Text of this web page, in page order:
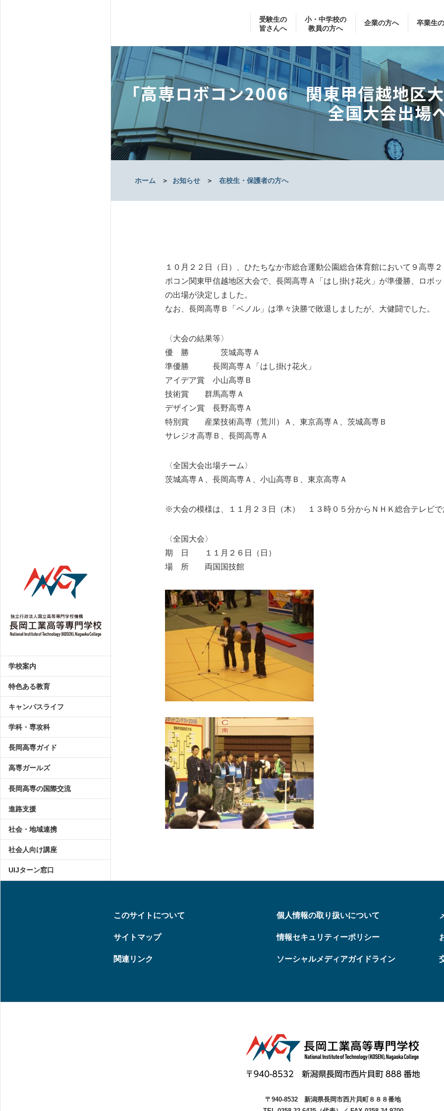
受験生の
皆さんへ
小・中学校の
教員の方へ
企業の方へ 卒業生
学校案内
特色ある教育
キャンパスライフ
学科・専攻科
長岡高専ガイド
高専ガールズ
長岡高専の国際交流
進路支援
社会・地域連携
社会人向け講座
UIJターン窓口
「高専ロボコン2006 関東甲信越地区
全国大会出場
ホーム ＞ お知らせ ＞ 在校生・保護者の方へ
１０月２２日（日）、ひたちなか市総合運動公園総合体育館において９高専
ボコン関東甲信越地区大会で、長岡高専Ａ「はし掛け花火」が準優勝、ロボ
の出場が決定しました。
なお、長岡高専Ｂ「ベノル」は準々決勝で敗退しましたが、大健闘でした。
〈大会の結果等〉
優 勝 茨城高専Ａ
準優勝 長岡高専Ａ「はし掛け花火」
アイデア賞 小山高専Ｂ
技術賞 群馬高専Ａ
デザイン賞 長野高専Ａ
特別賞 産業技術高専（荒川）Ａ、東京高専Ａ、茨城高専Ｂ
サレジオ高専Ｂ、長岡高専Ａ
〈全国大会出場チーム〉
茨城高専Ａ、長岡高専Ａ、小山高専Ｂ、東京高専Ａ
※大会の模様は、１１月２３日（木） １３時０５分からＮＨＫ総合テレビで
〈全国大会〉
期 日 １１月２６日（日）
場 所 両国国技館
このサイトについて
サイトマップ
関連リンク
個人情報の取り扱いについて
情報セキュリティーポリシー
ソーシャルメディアガイドライン
〒940-8532 新潟県長岡市西片貝町８８８番地